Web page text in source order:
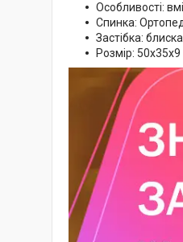
Особливості:
Спинка:
Застібка:
Розмір: